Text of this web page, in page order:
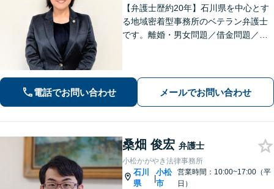
【弁護士歴約20年】石川県を中心とす
る地域密着型事務所のベテラン弁護士
です。離婚・男女問題／借金問題／刑
電話でお問い合わせ メールでお問い合わせ
桑畑 俊宏 弁護士
小松かがやき法律事務所
石川
県
|
小松
市
営業時間：10:00~17:00（平
日）